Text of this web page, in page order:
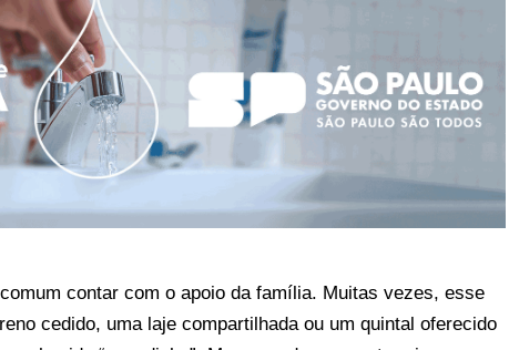
contar com o apoio da família. Muitas vezes, esse
cedido, uma laje compartilhada ou um quintal oferecido